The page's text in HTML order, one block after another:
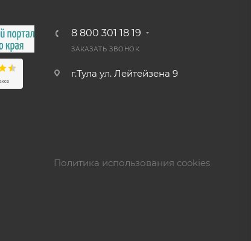
8 800 301 18 19
ЗАКАЗАТЬ ЗВОНОК
г.Тула ул. Лейтейзена 9
Политика использования cookies